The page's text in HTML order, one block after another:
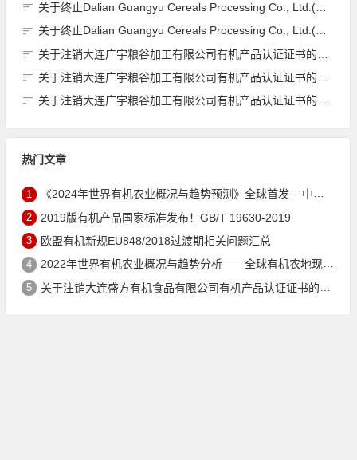
关于终止Dalian Guangyu Cereals Processing Co., Ltd.(大连广宇粮谷加工有限公司)JAS有机产品认证证书的公告
关于终止Dalian Guangyu Cereals Processing Co., Ltd.(大连广宇粮谷加工有限公司)JAS有机产品认证证书的公告
关于注销大连广宇粮谷加工有限公司有机产品认证证书的公告
关于注销大连广宇粮谷加工有限公司有机产品认证证书的公告
关于注销大连广宇粮谷加工有限公司有机产品认证证书的公告
热门文章
1 《2024年世界有机农业概况与趋势预测》全球首发 – 中国有机市场规模跻身世界第三
2 2019版有机产品国家标准发布！GB/T 19630-2019
3 欧盟有机新规EU848/2018过渡期相关问题汇总
4 2022年世界有机农业概况与趋势分析——全球有机农地现状与有机食品（含饮料）市场
5 关于注销大连盛方有机食品有限公司有机产品认证证书的公告